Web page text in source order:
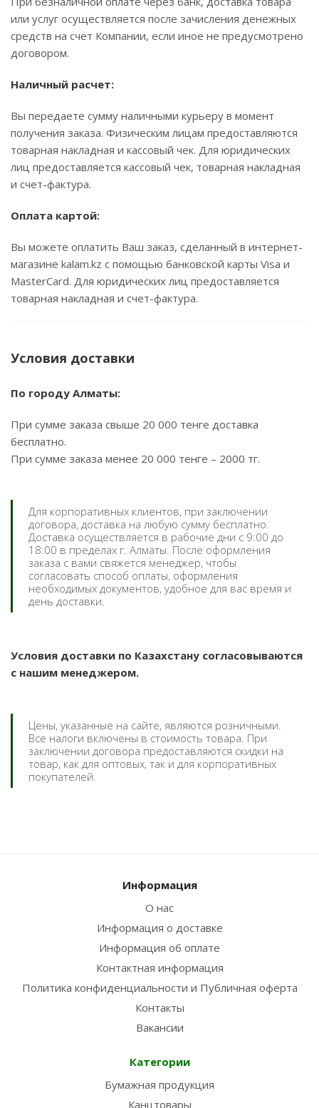
или услуг осуществляется после зачисления денежных
средств на счет Компании, если иное не предусмотрено
договором.
Наличный расчет:
Вы передаете сумму наличными курьеру в момент
получения заказа. Физическим лицам предоставляются
товарная накладная и кассовый чек. Для юридических
лиц предоставляется кассовый чек, товарная накладная
и счет-фактура.
Оплата картой:
Вы можете оплатить Ваш заказ, сделанный в интернет-
магазине kalam.kz с помощью банковской карты Visa и
MasterCard. Для юридических лиц предоставляется
товарная накладная и счет-фактура.
Условия доставки
По городу Алматы:
При сумме заказа свыше 20 000 тенге доставка
бесплатно.
При сумме заказа менее 20 000 тенге – 2000 тг.
Для корпоративных клиентов, при заключении
договора, доставка на любую сумму бесплатно.
Доставка осуществляется в рабочие дни с 9:00 до
18:00 в пределах г. Алматы. После оформления
заказа с вами свяжется менеджер, чтобы
согласовать способ оплаты, оформления
необходимых документов, удобное для вас время и
день доставки.
Условия доставки по Казахстану согласовываются
с нашим менеджером.
Цены, указанные на сайте, являются розничными.
Все налоги включены в стоимость товара. При
заключении договора предоставляются скидки на
товар, как для оптовых, так и для корпоративных
покупателей.
Информация
О нас
Информация о доставке
Информация об оплате
Контактная информация
Политика конфиденциальности и Публичная оферта
Контакты
Вакансии
Категории
Бумажная продукция
Канцтовары